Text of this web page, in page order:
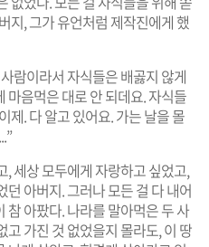
지, 그가 유언처럼 제작진에게 했
람이라서 자식들은 배곯지 않게
마음먹은 대로 안 되데요. 자식들
제. 다 알고 있어요. 가는 날을 몰
, 세상 모두에게 자랑하고 싶었고,
아버지. 그러나 모든 걸 다 내어
참 아팠다. 나라를 말아먹은 두 사
가진 것 없었을지 몰라도, 이 땅